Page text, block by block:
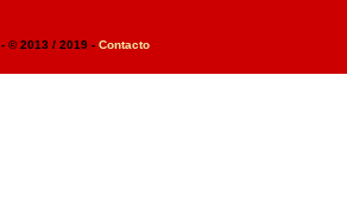
- © 2013 / 2019 - Contacto